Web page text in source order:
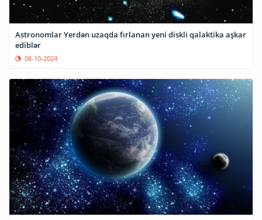
Astronomlar Yerdən uzaqda fırlanan yeni diskli qalaktika aşkar
ediblər
08-10-2024